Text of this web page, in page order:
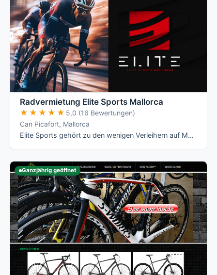
Radvermietung Elite Sports Mallorca
★★★★★
★★★★★ 5,0 (16 Bewertungen)
Can Picafort, Mallorca
Elite Sports gehört zu den wenigen Verleihern auf Mallorca mit echten All-Inclusive-Preisen: Versicherung, Radanpassung, Zubehör und …
Ganzjährig geöffnet